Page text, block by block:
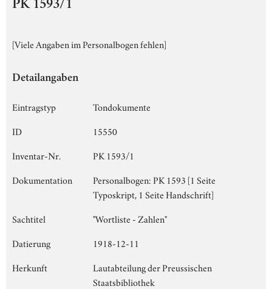
PK 1593/1
[Viele Angaben im Personalbogen fehlen]
Detailangaben
Eintragstyp
Tondokumente
ID
15550
Inventar-Nr.
PK 1593/1
Dokumentation
Personalbogen: PK 1593 [1 Seite
Typoskript, 1 Seite Handschrift]
Sachtitel
"Wortliste - Zahlen"
Datierung
1918-12-11
Herkunft
Lautabteilung der Preussischen
Staatsbibliothek